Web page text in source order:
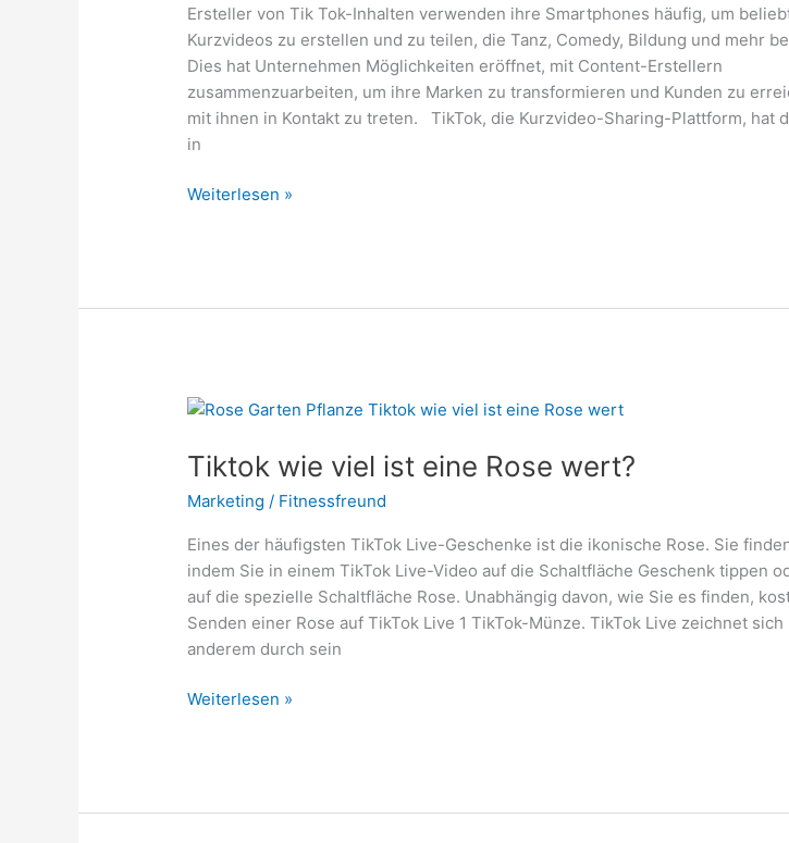
Ersteller von Tik Tok-Inhalten verwenden ihre Smartphones häufig, um
Kurzvideos zu erstellen und zu teilen, die Tanz, Comedy, Bildung und mehr
Dies hat Unternehmen Möglichkeiten eröffnet, mit Content-Erstellern
zusammenzuarbeiten, um ihre Marken zu transformieren und Kunden zu
mit ihnen in Kontakt zu treten. TikTok, die Kurzvideo-Sharing-Plattform, hat
in
Tiktok
Weiterlesen »
Tiktok wie viel ist eine Rose wert?
Marketing / Fitnessfreund
Eines der häufigsten TikTok Live-Geschenke ist die ikonische Rose. Sie
indem Sie in einem TikTok Live-Video auf die Schaltfläche Geschenk tippen
auf die spezielle Schaltfläche Rose. Unabhängig davon, wie Sie es finden,
Senden einer Rose auf TikTok Live 1 TikTok-Münze. TikTok Live zeichnet
anderem durch sein
Tiktok
Weiterlesen »